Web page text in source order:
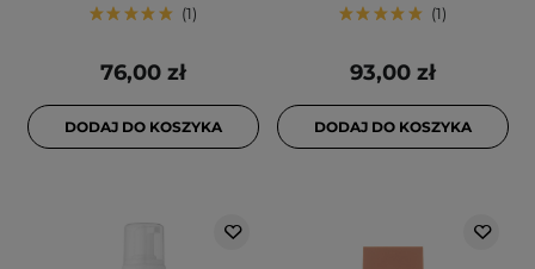
1
76,00 zł
DODAJ DO KOSZYKA
1
93,00 zł
DODAJ DO KOSZYKA